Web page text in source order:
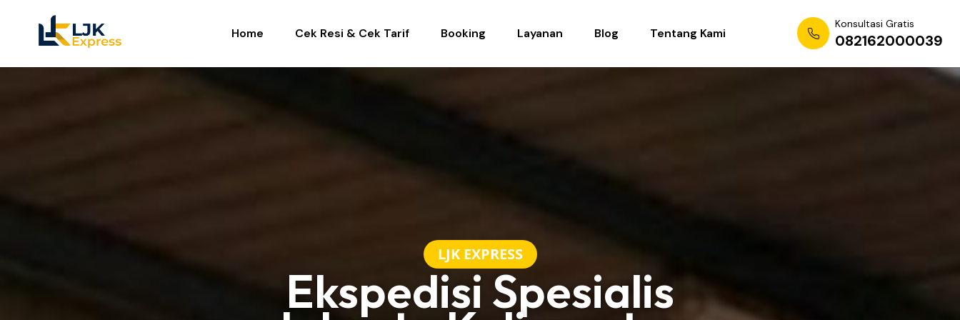
Home Cek Resi & Cek Tarif Booking Layanan Blog Tentang Kami
Konsultasi Gratis
082162000039
LJK EXPRESS
Ekspedisi Spesialis